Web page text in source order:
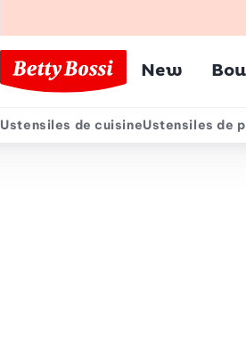
Menu
New
Menu
Ustensiles de cuisineUstensiles de